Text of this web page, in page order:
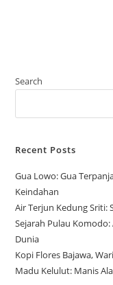
Search
Recent Posts
Gua Lowo: Gua
Keindahan
Air Terjun Kedung Sriti:
Sejarah Pulau
Dunia
Kopi Flores Bajawa,
Madu Kelulut: Manis